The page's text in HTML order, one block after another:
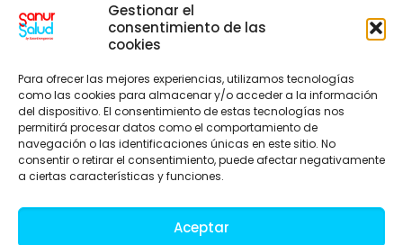
Gestionar el
consentimiento de las
cookies
Para ofrecer las mejores experiencias, utilizamos tecnologías
como las cookies para almacenar y/o acceder a la información
del dispositivo. El consentimiento de estas tecnologías nos
permitirá procesar datos como el comportamiento de
navegación o las identificaciones únicas en este sitio. No
consentir o retirar el consentimiento, puede afectar negativamente
a ciertas características y funciones.
Aceptar
© 2026 Todos los derechos reservados
Aviso Legal | Política de Privacidad